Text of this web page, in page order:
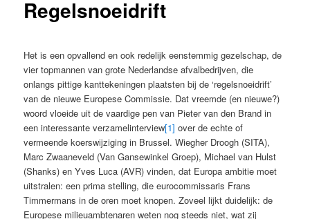
Regelsnoeidrift
Het is een opvallend en ook redelijk eenstemmig gezelschap, de
vier topmannen van grote Nederlandse afvalbedrijven, die
onlangs pittige kanttekeningen plaatsten bij de ‘regelsnoeidrift’
van de nieuwe Europese Commissie. Dat vreemde (en nieuwe?)
woord vloeide uit de vaardige pen van Pieter van den Brand in
een interessante verzamelinterview[1] over de echte of
vermeende koerswijziging in Brussel. Wiegher Droogh (SITA),
Marc Zwaaneveld (Van Gansewinkel Groep), Michael van Hulst
(Shanks) en Yves Luca (AVR) vinden, dat Europa ambitie moet
uitstralen: een prima stelling, die eurocommissaris Frans
Timmermans in de oren moet knopen. Zoveel lijkt duidelijk: de
Europese milieuambtenaren weten nog steeds niet, wat zij